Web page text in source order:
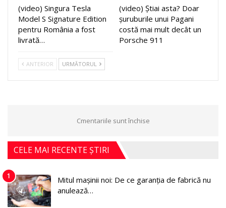
(video) Singura Tesla
Model S Signature Edition
pentru România a fost
livrată…
(video) Știai asta? Doar
șuruburile unui Pagani
costă mai mult decât un
Porsche 911
ANTERIOR URMĂTORUL
Cmentariile sunt închise
CELE MAI RECENTE ȘTIRI
1
Mitul mașinii noi: De ce garanția de fabrică nu
anulează…